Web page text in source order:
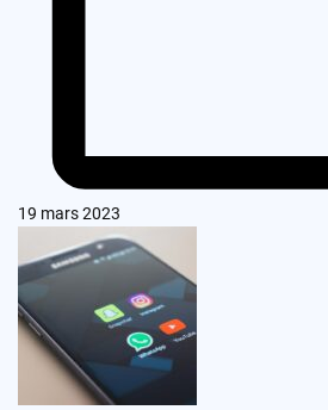
19 mars 2023